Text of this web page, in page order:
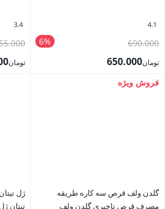
4.1
6% 690.000قیمت
اصلی
تومان650.000
قیمت
بستن
3.4
تومان
فروش ویژه
گلدن ولف قرص سه کاره طریقه
مصرف قرص تاخیری گلدن ولف
ژل
تیتان ژل titan gel